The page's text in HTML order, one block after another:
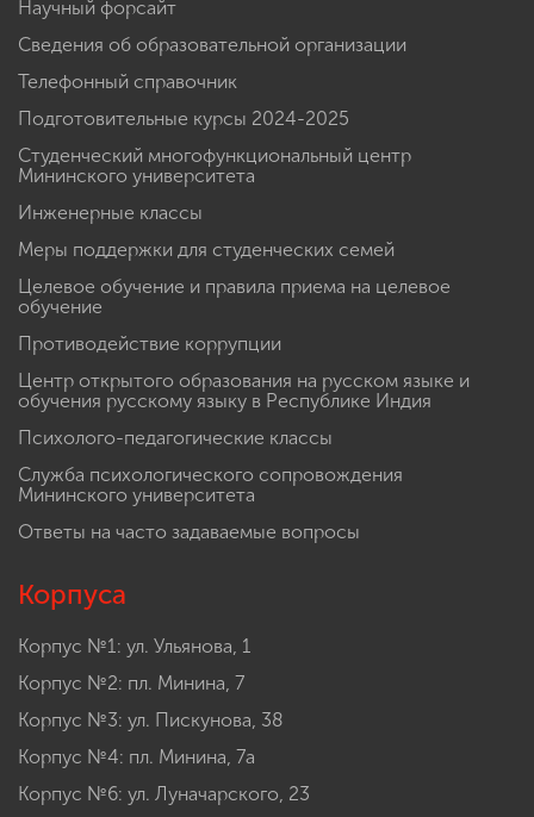
Научный форсайт
Сведения об образовательной организации
Телефонный справочник
Подготовительные курсы 2024-2025
Студенческий многофункциональный центр
Мининского университета
Инженерные классы
Меры поддержки для студенческих семей
Целевое обучение и правила приема на целевое
обучение
Противодействие коррупции
Центр открытого образования на русском языке и
обучения русскому языку в Республике Индия
Психолого-педагогические классы
Служба психологического сопровождения
Мининского университета
Ответы на часто задаваемые вопросы
Корпуса
Корпус №1: ул. Ульянова, 1
Корпус №2: пл. Минина, 7
Корпус №3: ул. Пискунова, 38
Корпус №4: пл. Минина, 7а
Корпус №6: ул. Луначарского, 23